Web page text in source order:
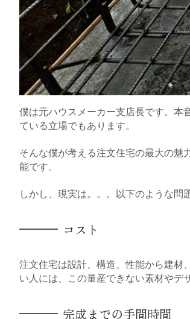
僕は元ハウスメーカー支店長です。本
ている立場でもあります。
そんな僕が考える注文住宅の最大の魅
能です。
しかし、現実は。。。以下のような問
コスト
注文住宅は設計、構造、性能から建材
い人には、この量産できない素材やデ
完成までの手間時間